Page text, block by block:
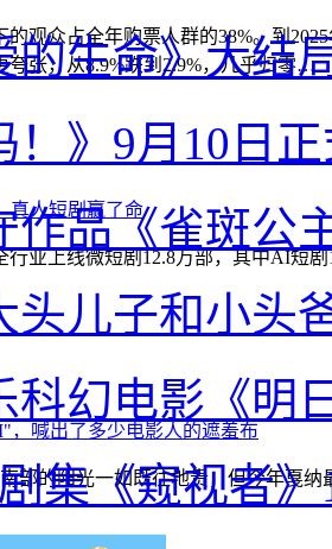
的观众占全年购票人群的38%。到
夸张，从8.9%跌到2.9%，几乎归零…
真人短剧赢了命
行业上线微短剧12.8万部，其中AI短
，喊出了多少电影人的遮羞布
部的阳光一如既往地贵，但今年戛
的生命》大结
！》9月10日
作品《雀斑公
头儿子和小头
科幻电影《明
集《窥视者